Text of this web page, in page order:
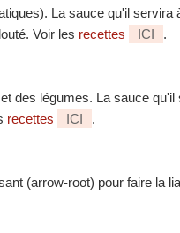
La sauce qu'il servira
Voir les recettes ICI .
des légumes. La sauce qu'il
recettes ICI .
(arrow-root) pour faire la